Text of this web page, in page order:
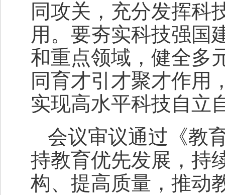
同攻关，充分发挥科
用。要夯实科技强国
和重点领域，健全多
同育才引才聚才作用
实现高水平科技自立
会议审议通过《教
持教育优先发展，持
构、提高质量，推动